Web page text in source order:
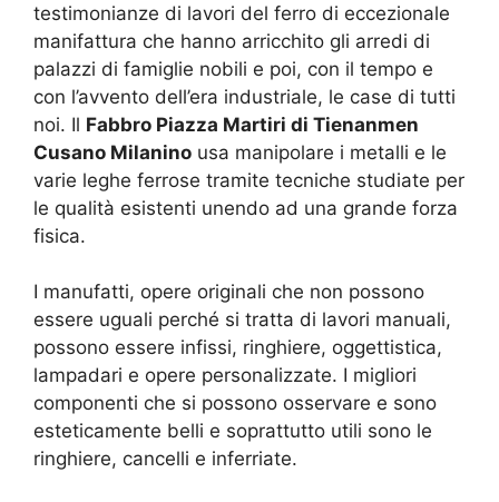
testimonianze di lavori del ferro di eccezionale
manifattura che hanno arricchito gli arredi di
palazzi di famiglie nobili e poi, con il tempo e
con l’avvento dell’era industriale, le case di tutti
noi. Il Fabbro Piazza Martiri di Tienanmen
Cusano Milanino usa manipolare i metalli e le
varie leghe ferrose tramite tecniche studiate per
le qualità esistenti unendo ad una grande forza
fisica.
I manufatti, opere originali che non possono
essere uguali perché si tratta di lavori manuali,
possono essere infissi, ringhiere, oggettistica,
lampadari e opere personalizzate. I migliori
componenti che si possono osservare e sono
esteticamente belli e soprattutto utili sono le
ringhiere, cancelli e inferriate.